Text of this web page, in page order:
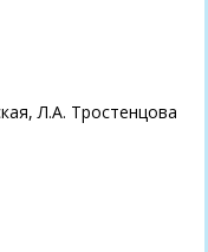
Л.А. Тростенцова